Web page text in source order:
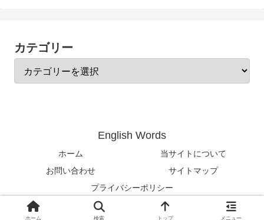
カテゴリー
English Words
ホーム
当サイトについて
お問い合わせ
サイトマップ
プライバシーポリシー
© 2024-2026 English Words.
ホーム 検索 トップ メニュー